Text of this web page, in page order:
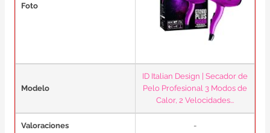
Foto
Modelo
ID Italian Design | Secador de
Pelo Profesional 3 Modos de
Calor, 2 Velocidades...
Valoraciones -